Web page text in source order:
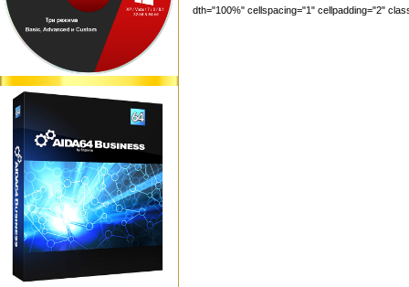
dth="100%" cellspacing="1" cellpadding="2"